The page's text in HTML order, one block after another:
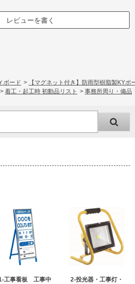
レビューを書く
ボード >
【マグネット付き】防雨型樹脂製KY
> 着工・起工時 初動品リスト > 事務所周り・備品
工事看板 工事中
2-投光器・工事灯・